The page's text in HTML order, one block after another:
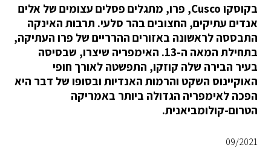
בקוסקו Cusco, פרו, מתגלים פסלים עצומים של אלים
אנדים עתיקים, החצובים בהר סלעי. תרבות האינקה
התבססה לראשונה באזורים ההרריים של פרו העתיקה,
בתחילת המאה ה-13. האימפריה שיצרו, שבסיסה
בעיר הבירה שלה קוזקו, התפשטה לאורך חופי
האוקיינוס ​​השקט והרמות האנדיות ובסופו של דבר היא
הפכה לאימפריה הגדולה ביותר באמריקה
הטרום-קולומביאנית.
09/2021